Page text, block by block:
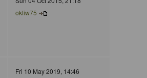
okliw75
Fri 10 May 2019, 14:46